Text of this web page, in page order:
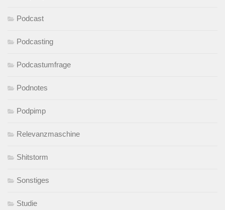
Podcast
Podcasting
Podcastumfrage
Podnotes
Podpimp
Relevanzmaschine
Shitstorm
Sonstiges
Studie